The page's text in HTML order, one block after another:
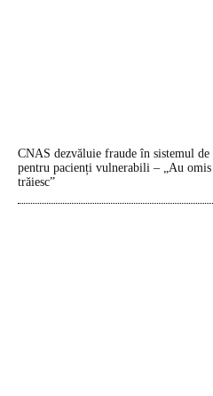
CNAS dezvăluie fraude în sistemul
pentru pacienți vulnerabili – „Au
trăiesc”